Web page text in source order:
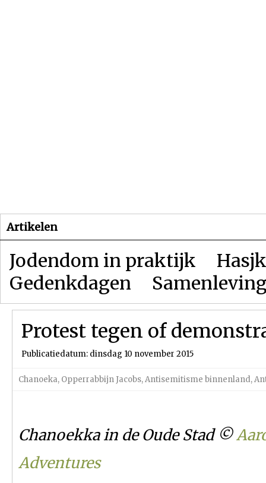
Artikelen
Jodendom in praktijk
Gedenkdagen
Protest tegen of
Publicatiedatum: dinsdag 10 november 2015
Chanoeka, Opperrabbijn Jacobs,Antisemitisme binnenland,
Chanoekka in de Oude Stad ©
Adventures